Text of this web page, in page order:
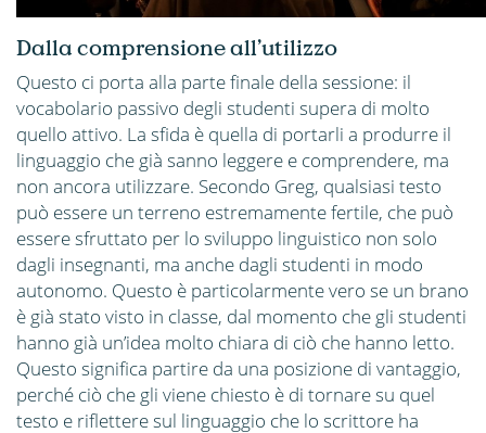
Dalla comprensione all’utilizzo
Questo ci porta alla parte finale della sessione: il
vocabolario passivo degli studenti supera di molto
quello attivo. La sfida è quella di portarli a produrre il
linguaggio che già sanno leggere e comprendere, ma
non ancora utilizzare. Secondo Greg, qualsiasi testo
può essere un terreno estremamente fertile, che può
essere sfruttato per lo sviluppo linguistico non solo
dagli insegnanti, ma anche dagli studenti in modo
autonomo. Questo è particolarmente vero se un brano
è già stato visto in classe, dal momento che gli studenti
hanno già un’idea molto chiara di ciò che hanno letto.
Questo significa partire da una posizione di vantaggio,
perché ciò che gli viene chiesto è di tornare su quel
testo e riflettere sul linguaggio che lo scrittore ha